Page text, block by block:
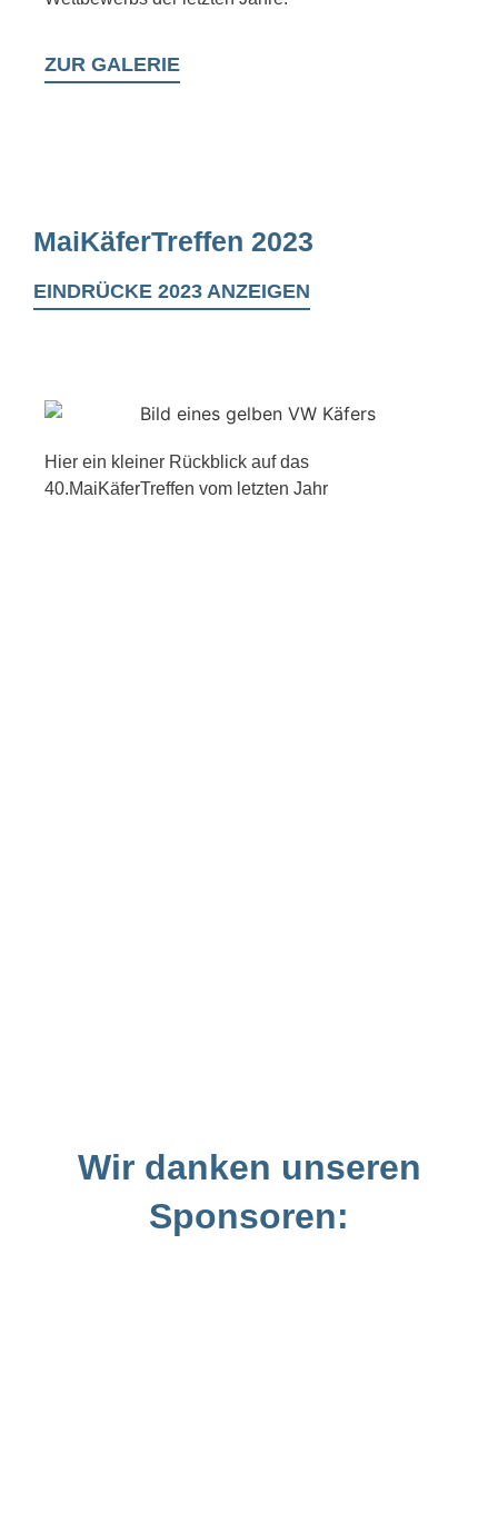
ZUR GALERIE
MaiKäferTreffen 2023
EINDRÜCKE 2023 ANZEIGEN
Hier ein kleiner Rückblick auf das
40.MaiKäferTreffen vom letzten Jahr
Wir danken unseren
Sponsoren: